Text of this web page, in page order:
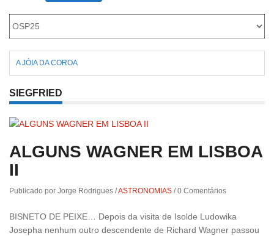
Roriz
A JÓIA DA COROA
SIEGFRIED
ALGUNS WAGNER EM LISBOA
II
Publicado por Jorge Rodrigues /ASTRONOMIAS /0 Comentários
BISNETO DE PEIXE… Depois da visita de Isolde Ludowika
Josepha nenhum outro descendente de Richard Wagner passou